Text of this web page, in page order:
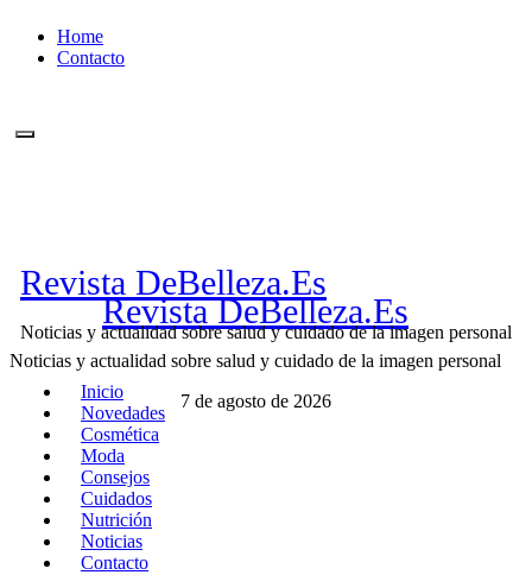
Home
Contacto
Revista DeBelleza.Es
Noticias y actualidad sobre salud y cuidado de la imagen personal
7 de agosto de 2026
Revista DeBelleza.Es
Noticias y actualidad sobre salud y cuidado de la imagen personal
Inicio
Novedades
Cosmética
Moda
Consejos
Cuidados
Nutrición
Noticias
Contacto